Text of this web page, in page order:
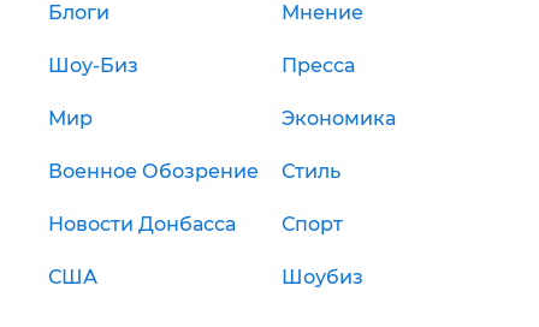
Блоги Мнение
Шоу-Биз Пресса
Мир Экономика
Военное Обозрение Стиль
Новости Донбасса Спорт
США Шоубиз